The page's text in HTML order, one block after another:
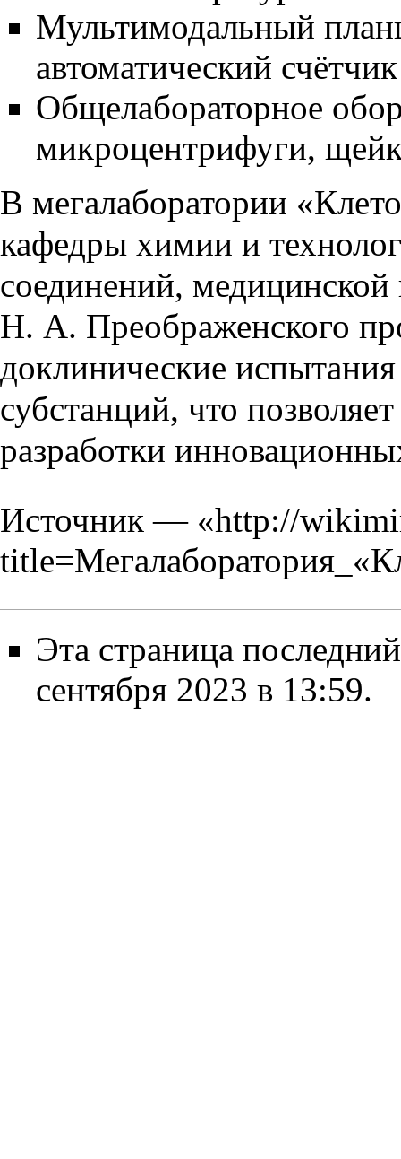
Мультимодальный
автоматический
Общелабораторное
микроцентрифуги,
В мегалаборатории
кафедры химии и
соединений,
Н. А. Преображенского
доклинические
субстанций, что
разработки
Источник — «http://
Эта страница
сентября 2023 в 13:59.